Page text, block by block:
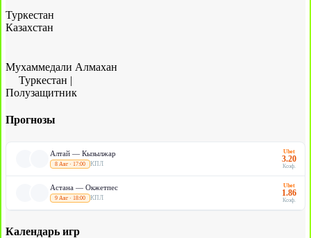
Туркестан
Казахстан
Мухаммедали Алмахан
Туркестан |
Полузащитник
Прогнозы
Алтай — Кызылжар
8 Авг · 17:00 КПЛ
Ubet
3.20
Коэф.
Астана — Окжетпес
9 Авг · 18:00 КПЛ
Ubet
1.86
Коэф.
Календарь игр